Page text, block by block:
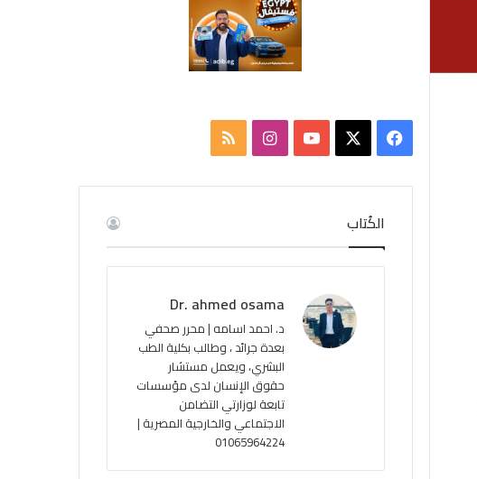
س
ب
u
u
ا
ت
ر
ا
م
ص
ل
م
و
ق
ع
الكُتاب
Dr. ahmed osama
د. احمد اسامه | محرر صحفي
بعدة جرائد ، وطالب بكلية الطب
البشري، ويعمل مستشار
حقوق الإنسان لدى مؤسسات
تابعة لوزارتي التضامن
الاجتماعي والخارجية المصرية |
01065964224